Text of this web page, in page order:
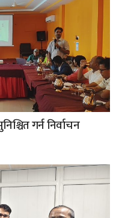
गर्न निर्वाचन